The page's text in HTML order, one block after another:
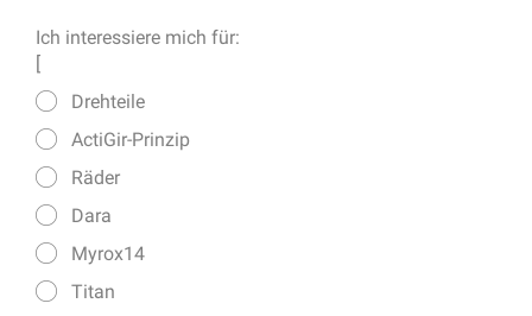
Ich interessiere mich für:
[
Drehteile
ActiGir-Prinzip
Räder
Dara
Myrox14
Titan